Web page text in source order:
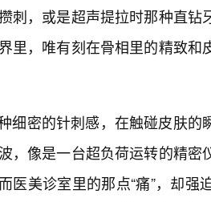
刺，或是超声提拉时那种直
里，唯有刻在骨相里的精致
细密的针刺感，在触碰皮肤
，像是一台超负荷运转的精
医美诊室里的那点“痛”，却